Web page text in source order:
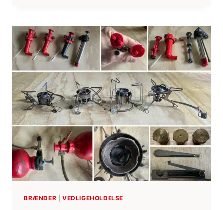
FRILUFTSLIV
[FIF
OG
RÅD]
BRÆNDER VEDLIGEHOLDELSE